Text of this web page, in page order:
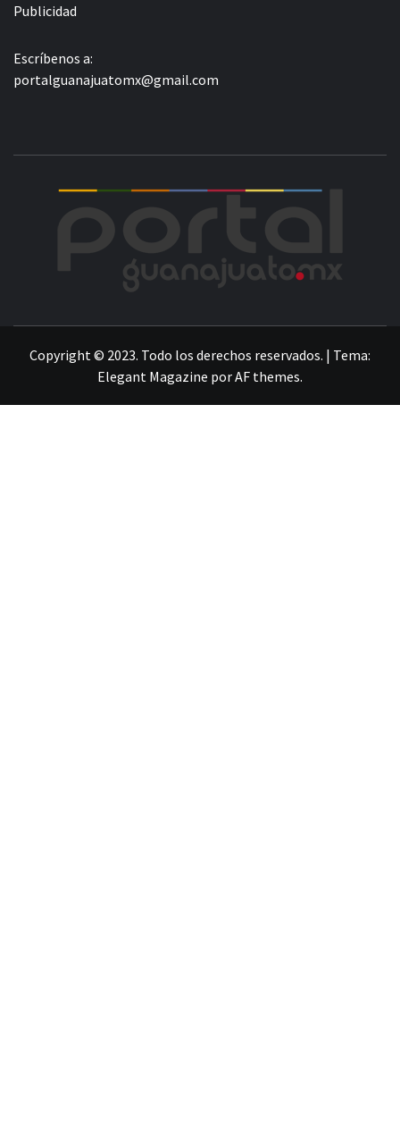
Publicidad
Escríbenos a:
portalguanajuatomx@gmail.com
Copyright © 2023. Todo los derechos reservados. | Tema:
Elegant Magazine porAF themes.